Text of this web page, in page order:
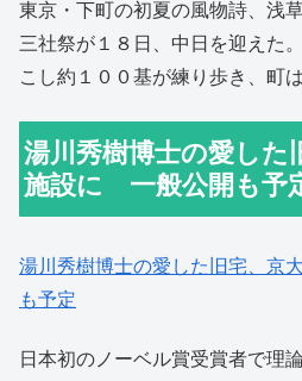
東京・下町の初夏の風物詩、浅
三社祭が１８日、中日を迎えた
こし約１００基が練り歩き、町
湯川秀樹博士の愛した
施設に 一般公開も予
湯川秀樹博士の愛した旧宅、京
も予定
日本初のノーベル賞受賞者で理